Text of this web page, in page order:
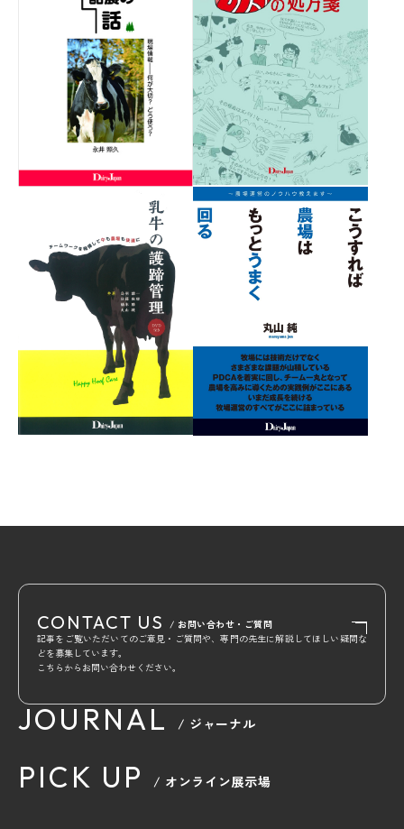
CONTACT US / お問い合わせ・ご質問
記事をご覧いただいてのご意見・ご質問や、専門の先生に解説してほしい疑問な
どを募集しています。
こちらからお問い合わせください。
JOURNAL / ジャーナル
PICK UP / オンライン展示場